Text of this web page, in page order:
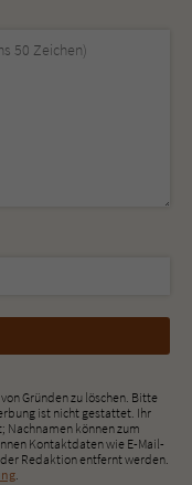
Gründen zu löschen. Bitte
ist nicht gestattet. Ihr
Nachnamen können zum
Kontaktdaten wie E-Mail-
Redaktion entfernt werden.
.